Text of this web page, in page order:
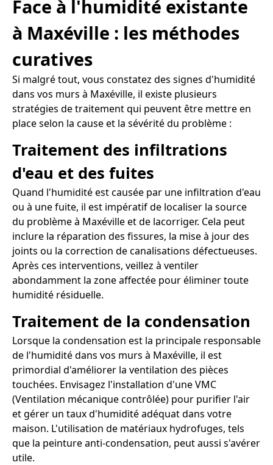
Face à l'humidité existante
à Maxéville : les méthodes
curatives
Si malgré tout, vous constatez des signes d'humidité
dans vos murs à Maxéville, il existe plusieurs
stratégies de traitement qui peuvent être mettre en
place selon la cause et la sévérité du problème :
Traitement des infiltrations
d'eau et des fuites
Quand l'humidité est causée par une infiltration d'eau
ou à une fuite, il est impératif de localiser la source
du problème à Maxéville et de lacorriger. Cela peut
inclure la réparation des fissures, la mise à jour des
joints ou la correction de canalisations défectueuses.
Après ces interventions, veillez à ventiler
abondamment la zone affectée pour éliminer toute
humidité résiduelle.
Traitement de la condensation
Lorsque la condensation est la principale responsable
de l'humidité dans vos murs à Maxéville, il est
primordial d'améliorer la ventilation des pièces
touchées. Envisagez l'installation d'une VMC
(Ventilation mécanique contrôlée) pour purifier l'air
et gérer un taux d'humidité adéquat dans votre
maison. L'utilisation de matériaux hydrofuges, tels
que la peinture anti-condensation, peut aussi s'avérer
utile.